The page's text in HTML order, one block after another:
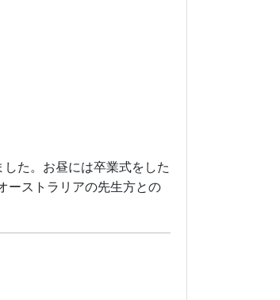
た。お昼には卒業式をした
ーストラリアの先生方との